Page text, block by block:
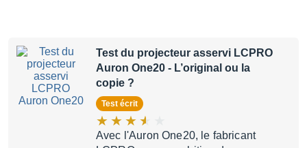
Test du projecteur asservi LCPRO
Auron One20 - L’original ou la
copie ?
Test écrit
Avec l'Auron One20, le fabricant